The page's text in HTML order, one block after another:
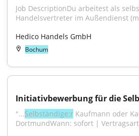
Job DescriptionDu arbeitest als
Handelsvertreter im Außendienst
Hedico Handels GmbH
Bochum
Initiativbewerbung für die
"...Selbständige:r Kaufmann oder
DortmundWann: sofort |